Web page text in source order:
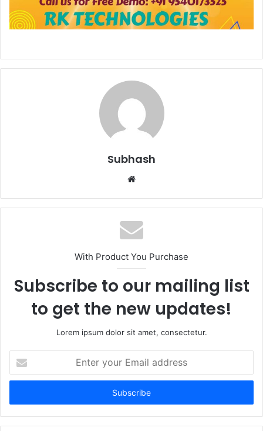
Subhash
b
s
i
e
With Product You Purchase
Subscribe to our mailing list
to get the new updates!
Lorem ipsum dolor sit amet, consectetur.
t
r
y